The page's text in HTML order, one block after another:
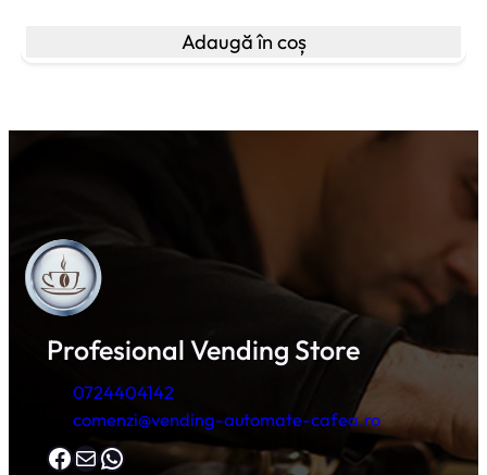
Adaugă în coș
Profesional Vending Store
0724404142
comenzi@vending-automate-cafea.ro
Facebook Mail WhatsApp